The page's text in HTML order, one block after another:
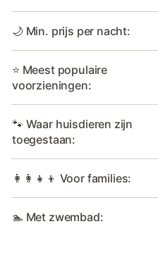
🌙 Min. prijs per nacht:
⭐ Meest populaire
voorzieningen:
🐾 Waar huisdieren zijn
toegestaan:
👩‍👩‍👧‍👦 Voor families:
🏊 Met zwembad: